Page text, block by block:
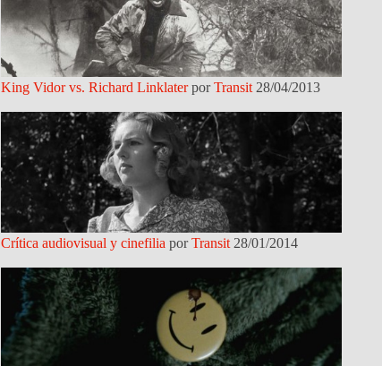
King Vidor vs. Richard LinklaterporTransit 28/04/2013
Crítica audiovisual y cinefilia porTransit 28/01/2014